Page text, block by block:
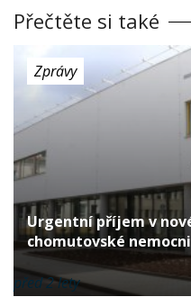
Přečtěte si také
Zprávy
Urgentní příjem v
chomutovské
před 2 lety